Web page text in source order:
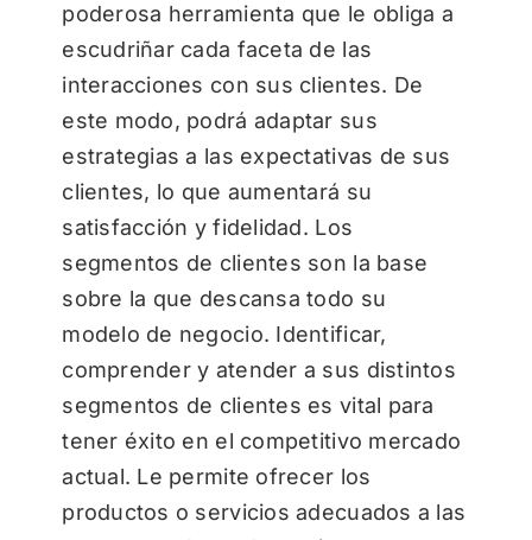
poderosa herramienta que le obliga a
escudriñar cada faceta de las
interacciones con sus clientes. De
este modo, podrá adaptar sus
estrategias a las expectativas de sus
clientes, lo que aumentará su
satisfacción y fidelidad. Los
segmentos de clientes son la base
sobre la que descansa todo su
modelo de negocio. Identificar,
comprender y atender a sus distintos
segmentos de clientes es vital para
tener éxito en el competitivo mercado
actual. Le permite ofrecer los
productos o servicios adecuados a las